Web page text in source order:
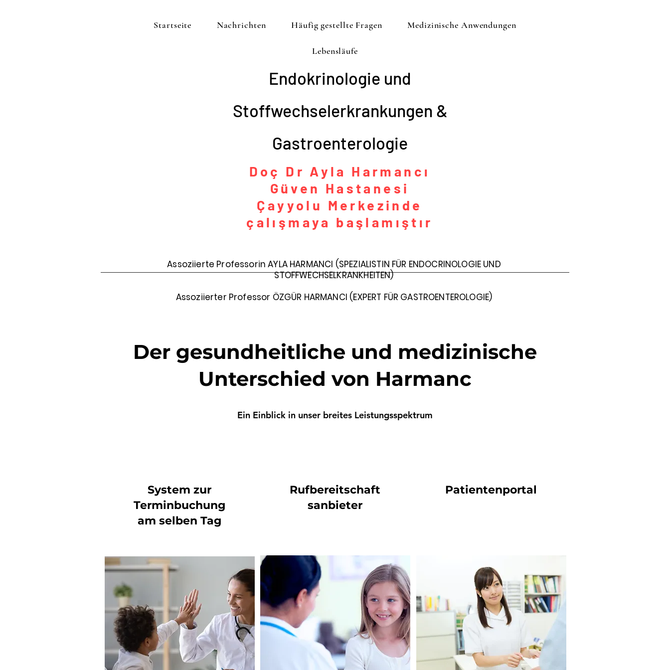
Startseite Nachrichten Häufig gestellte Fragen Medizinische Anwendungen
Lebensläufe
Endokrinologie und
Stoffwechselerkrankungen &
Gastroenterologie
Doç Dr Ayla Harmancı
Güven Hastanesi
Çayyolu Merkezinde
çalışmaya başlamıştır
Assoziierte Professorin AYLA HARMANCI (SPEZIALISTIN FÜR ENDOCRINOLOGIE UND
STOFFWECHSELKRANKHEITEN)
Assoziierter Professor ÖZGÜR HARMANCI (EXPERT FÜR GASTROENTEROLOGIE)
Der gesundheitliche und medizinische
Unterschied von Harmanc
Ein Einblick in unser breites Leistungsspektrum
System zur
Terminbuchung
am selben Tag
Rufbereitschaft
sanbieter
Patientenportal